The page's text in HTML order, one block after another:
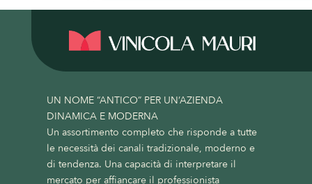
UN NOME “ANTICO” PER UN’AZIENDA
DINAMICA E MODERNA
Un assortimento completo che risponde a tutte
le necessità dei canali tradizionale, moderno e
di tendenza. Una capacità di interpretare il
mercato per affiancare il professionista